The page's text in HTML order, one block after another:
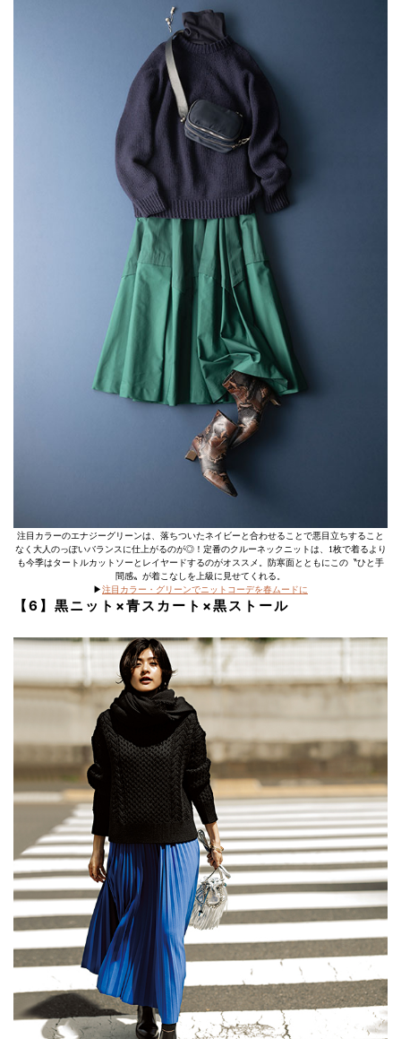
注目カラーのエナジーグリーンは、落ちついたネイビーと合わせることで悪目立ちすること
なく大人のっぽいバランスに仕上がるのが◎！定番のクルーネックニットは、1枚で着るより
も今季はタートルカットソーとレイヤードするのがオススメ。防寒面とともにこの〝ひと手
間感〟が着こなしを上級に見せてくれる。
▶︎注目カラー・グリーンでニットコーデを春ムードに
【6】黒ニット×青スカート×黒ストール